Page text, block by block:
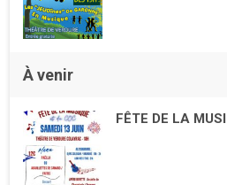
À venir
FÊTE DE LA